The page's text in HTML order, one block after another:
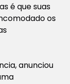
é que suas
os
anunciou